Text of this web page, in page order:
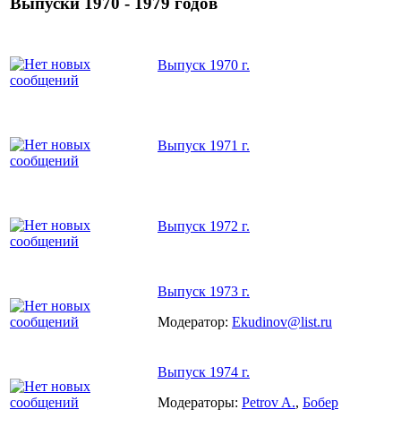
Выпуск 1970 г.
Выпуск 1971 г.
Выпуск 1972 г.
Выпуск 1973 г.
Модератор: Ekudinov@list.ru
Выпуск 1974 г.
Модераторы: Petrov A., Бобер